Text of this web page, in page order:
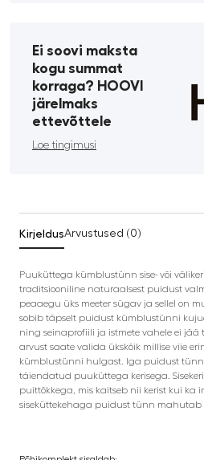
Ei soovi maksta
kogu summat
korraga? HOOVI
järelmaks
ettevõttele
Loe tingimusi
KirjeldusArvustused (0)
Puuküttega kümblustünn sise- või
traditsiooniline naturaalsest puidust
peaaegu üks meeter sügav ja sellel on
sobib täpselt puidust kümblustünni
ning seinaprofiili ja istmete vahele ei jää
arvust saate valida ükskõik millise viie
kümblustünni hulgast. Iga puidust
täiendatud puuküttega kerisega.
puittõkkega, mis kaitseb nii kerist kui ka
siseküttekehaga puidust tünn mahutab